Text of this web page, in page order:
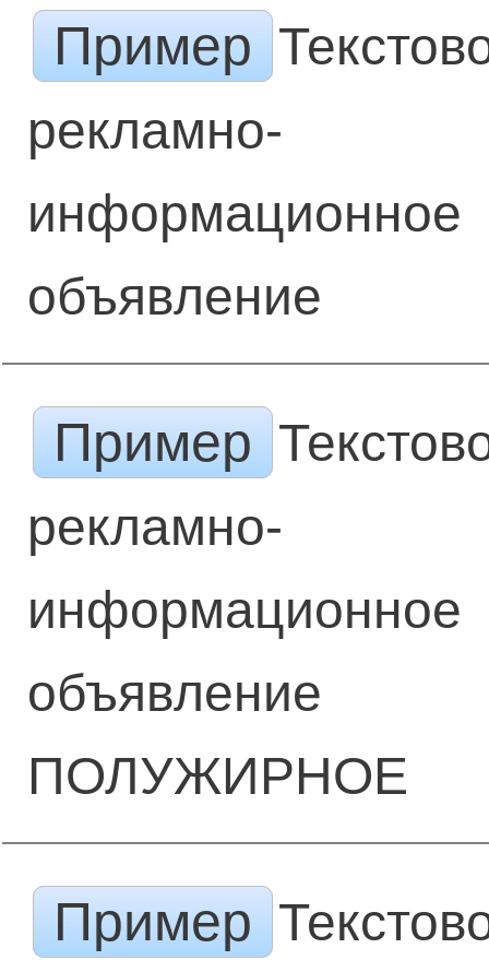
Пример
рекламно-
информационное
объявление
Пример
рекламно-
информационное
объявление
ПОЛУЖИРНОЕ
Пример